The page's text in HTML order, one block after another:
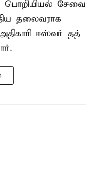
பொறியியல் சேவை
தலைவராக
ஈஸ்வர் தத்